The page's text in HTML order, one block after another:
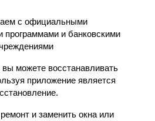
с официальными
программами и банковскими
вы можете восстанавливать
приложение является
и заменить окна или